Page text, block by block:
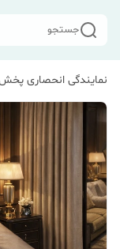
جستجو
نمایندگی انحصاری